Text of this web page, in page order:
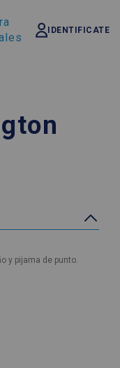
IDENTIFICATE
y pijama de punto.